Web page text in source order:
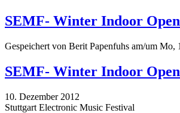
SEMF- Winter Indoor
Gespeichert von Berit Papenfuhs am/um Mo,
SEMF- Winter Indoor
10. Dezember 2012
Stuttgart Electronic Music Festival